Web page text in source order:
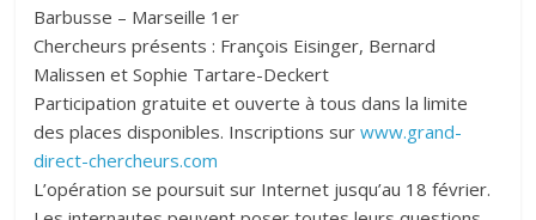
Barbusse – Marseille 1er
Chercheurs présents : François Eisinger, Bernard
Malissen et Sophie Tartare-Deckert
Participation gratuite et ouverte à tous dans la limite
des places disponibles. Inscriptions surwww.grand-
direct-chercheurs.com
L’opération se poursuit sur Internet jusqu’au 18 février.